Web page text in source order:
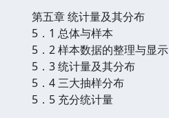
第五章 统计量及其分布
5．1 总体与样本
5．2 样本数据的整理与显示
5．3 统计量及其分布
5．4 三大抽样分布
5．5 充分统计量